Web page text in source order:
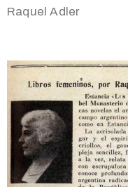
Raquel Adler